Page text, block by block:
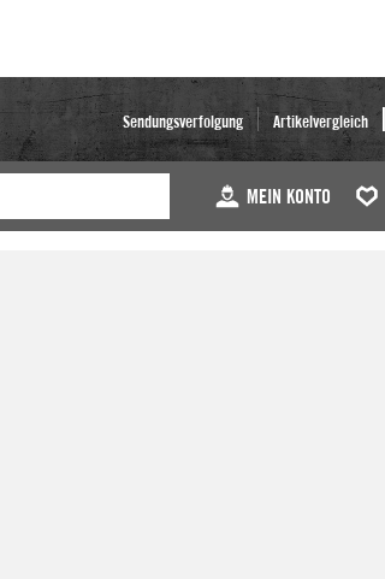
Sendungsverfolgung Artikelvergleich
MEIN KONTO